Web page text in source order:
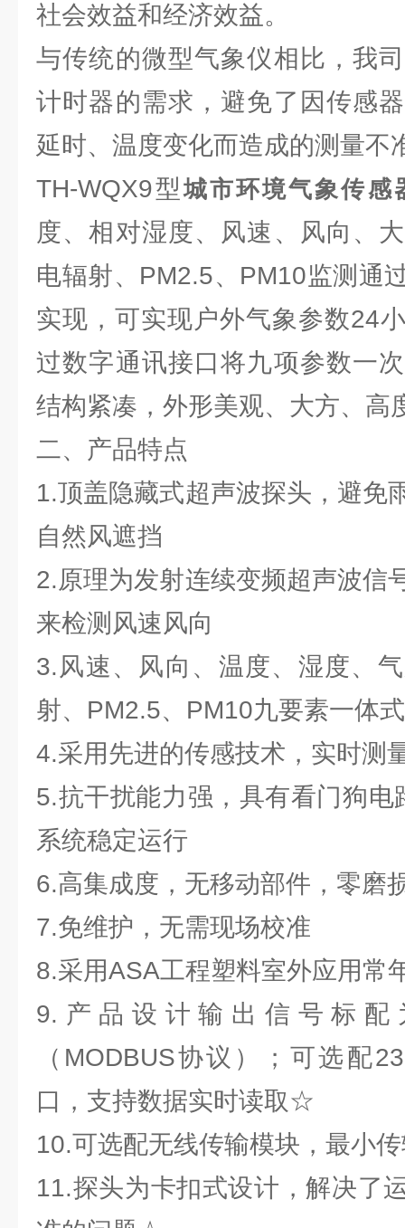
社会效益和经济效益。
与传统的微型气象仪相比，我
计时器的需求，避免了因传感
延时、温度变化而造成的测量不
TH-WQX9型城市环境气象传感
度、相对湿度、风速、风向、
电辐射、PM2.5、PM10监测通
实现，可实现户外气象参数24
过数字通讯接口将九项参数一
结构紧凑，外形美观、大方、高
二、产品特点
1.顶盖隐藏式超声波探头，避免
自然风遮挡
2.原理为发射连续变频超声波信
来检测风速风向
3.风速、风向、温度、湿度、
射、PM2.5、PM10九要素一体式
4.采用先进的传感技术，实时测
5.抗干扰能力强，具有看门狗
系统稳定运行
6.高集成度，无移动部件，零磨
7.免维护，无需现场校准
8.采用ASA工程塑料室外应用常
9.产品设计输出信号标配
（MODBUS协议）；可选配
口，支持数据实时读取☆
10.可选配无线传输模块，最小
11.探头为卡扣式设计，解决了